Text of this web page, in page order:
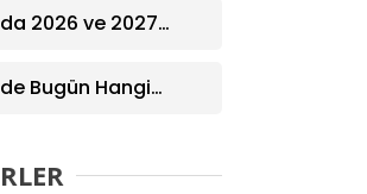
2026 ve 2027
Bugün Hangi